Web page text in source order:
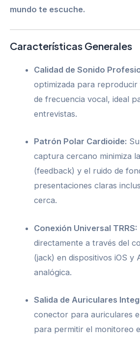
mundo te escuche.
Características Generales
Calidad de Sonido
optimizada para reproducir
de frecuencia vocal, ideal
entrevistas.
Patrón Polar Cardioide:
captura cercano minimiza
(feedback) y el ruido de
presentaciones claras
cerca.
Conexión Universal TRRS:
directamente a través del
(jack) en dispositivos iOS y
analógica.
Salida de Auriculares
conector para auriculares
para permitir el monitoreo